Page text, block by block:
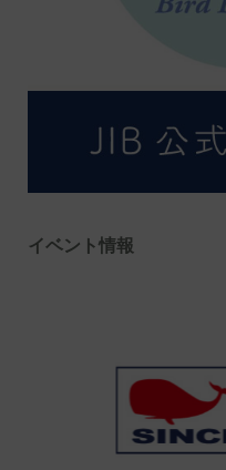
イベント情報